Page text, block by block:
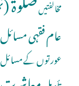
مخالفتیں
عام فقہی مسائل
عورتوں کے مسائل